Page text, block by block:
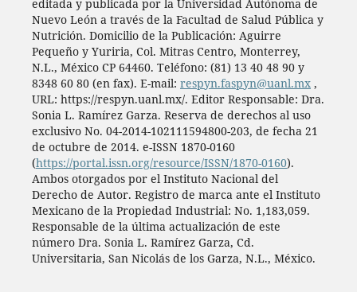
editada y publicada por la Universidad Autónoma de
Nuevo León a través de la Facultad de Salud Pública y
Nutrición. Domicilio de la Publicación: Aguirre
Pequeño y Yuriria, Col. Mitras Centro, Monterrey,
N.L., México CP 64460. Teléfono: (81) 13 40 48 90 y
8348 60 80 (en fax). E-mail: respyn.faspyn@uanl.mx,
URL: https://respyn.uanl.mx/. Editor Responsable: Dra.
Sonia L. Ramírez Garza. Reserva de derechos al uso
exclusivo No. 04-2014-102111594800-203, de fecha 21
de octubre de 2014. e-ISSN 1870-0160
(https://portal.issn.org/resource/ISSN/1870-0160).
Ambos otorgados por el Instituto Nacional del
Derecho de Autor. Registro de marca ante el Instituto
Mexicano de la Propiedad Industrial: No. 1,183,059.
Responsable de la última actualización de este
número Dra. Sonia L. Ramírez Garza, Cd.
Universitaria, San Nicolás de los Garza, N.L., México.